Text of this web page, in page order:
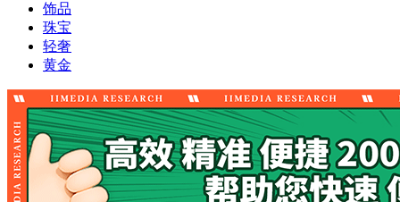
饰品
珠宝
轻奢
黄金